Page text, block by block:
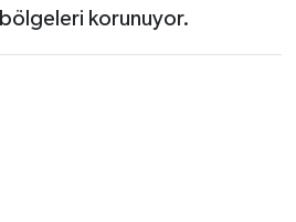
bölgeleri korunuyor.